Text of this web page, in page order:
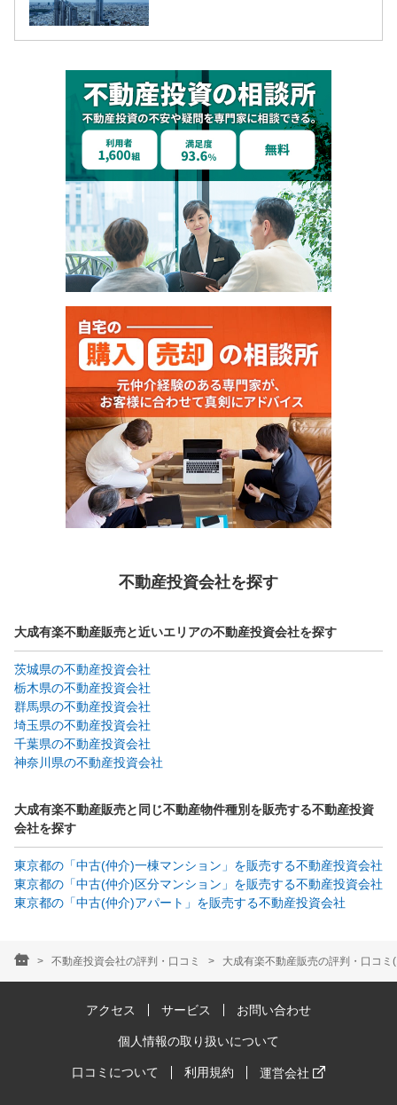
不動産投資会社を探す
大成有楽不動産販売と近いエリアの不動産投資会社を探す
茨城県の不動産投資会社
栃木県の不動産投資会社
群馬県の不動産投資会社
埼玉県の不動産投資会社
千葉県の不動産投資会社
神奈川県の不動産投資会社
大成有楽不動産販売と同じ不動産物件種別を販売する不動産投資
会社を探す
東京都の「中古(仲介)一棟マンション」を販売する不動産投資会社
東京都の「中古(仲介)区分マンション」を販売する不動産投資会社
東京都の「中古(仲介)アパート」を販売する不動産投資会社
不動産投資会社の評判・口コミ 大成有楽不動産販売の評判・口コミ
アクセス サービス お問い合わせ
個人情報の取り扱いについて
口コミについて 利用規約 運営会社